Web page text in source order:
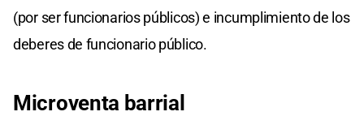
(por ser funcionarios públicos) e incumplimiento de los
deberes de funcionario público.
Microventa barrial